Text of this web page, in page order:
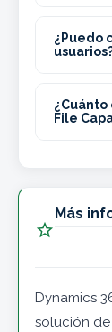
¿Puedo
¿Cuánto
File

Más
Dynamics
solución de